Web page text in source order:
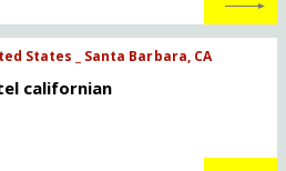
States _ Santa Barbara, CA
californian